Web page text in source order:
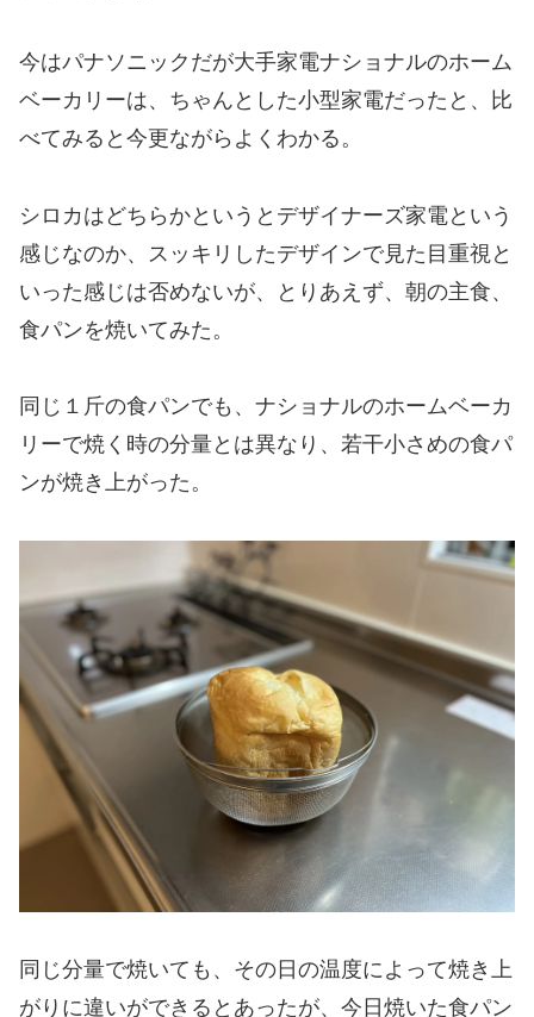
今はパナソニックだが大手家電ナショナルのホーム
ベーカリーは、ちゃんとした小型家電だったと、比
べてみると今更ながらよくわかる。
シロカはどちらかというとデザイナーズ家電という
感じなのか、スッキリしたデザインで見た目重視と
いった感じは否めないが、とりあえず、朝の主食、
食パンを焼いてみた。
同じ１斤の食パンでも、ナショナルのホームベーカ
リーで焼く時の分量とは異なり、若干小さめの食パ
ンが焼き上がった。
同じ分量で焼いても、その日の温度によって焼き上
がりに違いができるとあったが、今日焼いた食パン